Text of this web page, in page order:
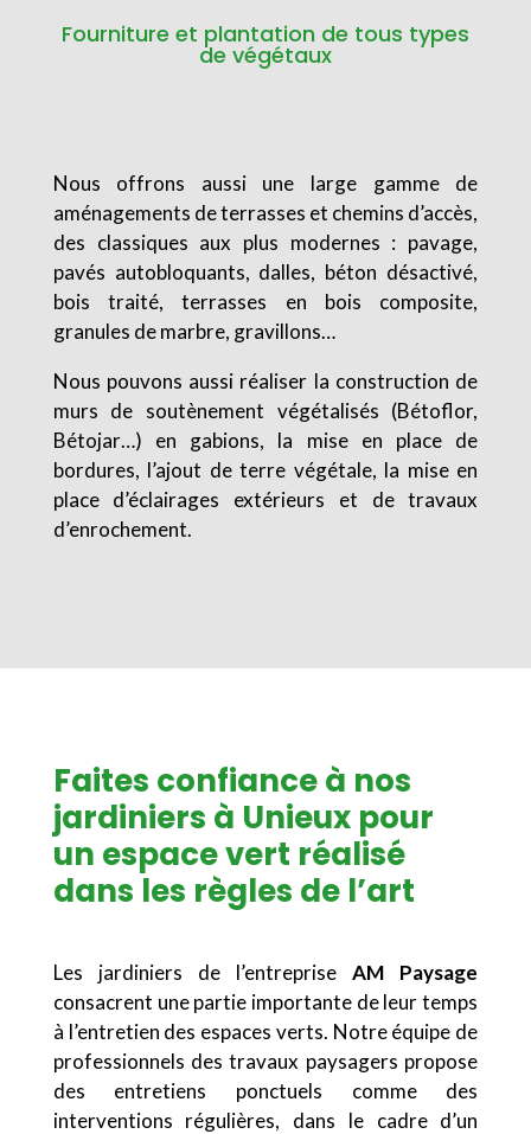
Fourniture et plantation de tous types
de végétaux
Nous offrons aussi une large gamme de
aménagements de terrasses et chemins d’accès,
des classiques aux plus modernes : pavage,
pavés autobloquants, dalles, béton désactivé,
bois traité, terrasses en bois composite,
granules de marbre, gravillons…
Nous pouvons aussi réaliser la construction de
murs de soutènement végétalisés (Bétoflor,
Bétojar…) en gabions, la mise en place de
bordures, l’ajout de terre végétale, la mise en
place d’éclairages extérieurs et de travaux
d’enrochement.
Faites confiance à nos
jardiniers à Unieux pour
un espace vert réalisé
dans les règles de l’art
Les jardiniers de l’entrepriseAM Paysage
consacrent une partie importante de leur temps
à l’entretien des espaces verts. Notre équipe de
professionnels des travaux paysagers propose
des entretiens ponctuels comme des
interventions régulières, dans le cadre d’un